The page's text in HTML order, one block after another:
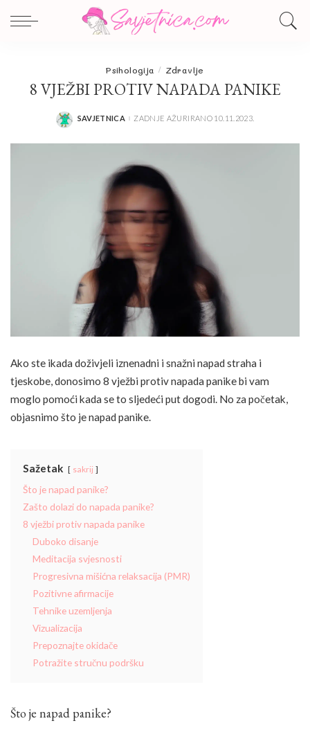
Psihologija Zdravlje
8 VJEŽBI PROTIV NAPADA PANIKE
POSTED
SAVJETNICA ZADNJE AŽURIRANO 10.11.2023.
Ako ste ikada doživjeli iznenadni i snažni napad straha i
tjeskobe, donosimo 8 vježbi protiv napada panike bi vam
moglo pomoći kada se to sljedeći put dogodi. No za početak,
objasnimo što je napad panike.
Sažetak sakrij
Što je napad panike?
Zašto dolazi do napada panike?
8 vježbi protiv napada panike
Duboko disanje
Meditacija svjesnosti
Progresivna mišićna relaksacija (PMR)
Pozitivne afirmacije
Tehnike uzemljenja
Vizualizacija
Prepoznajte okidače
Potražite stručnu podršku
Što je napad panike?